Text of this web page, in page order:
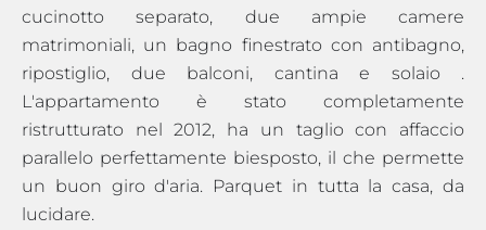
cucinotto separato, due ampie camere
matrimoniali, un bagno finestrato con antibagno,
ripostiglio, due balconi, cantina e solaio .
L'appartamento è stato completamente
ristrutturato nel 2012, ha un taglio con affaccio
parallelo perfettamente biesposto, il che permette
un buon giro d'aria. Parquet in tutta la casa, da
lucidare.